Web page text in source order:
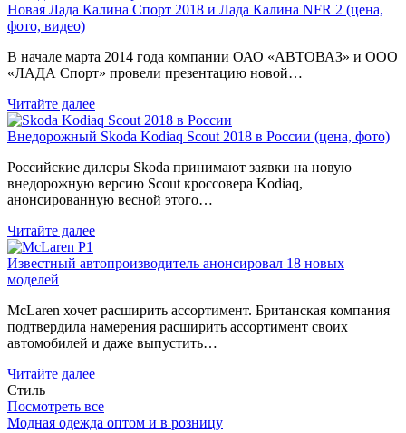
Новая Лада Калина Спорт 2018 и Лада Калина NFR 2 (цена,
фото, видео)
В начале марта 2014 года компании ОАО «АВТОВАЗ» и ООО
«ЛАДА Спорт» провели презентацию новой…
Читайте далее
Внедорожный Skoda Kodiaq Scout 2018 в России (цена, фото)
Российские дилеры Skoda принимают заявки на новую
внедорожную версию Scout кроссовера Kodiaq,
анонсированную весной этого…
Читайте далее
Известный автопроизводитель анонсировал 18 новых
моделей
McLaren хочет расширить ассортимент. Британская компания
подтвердила намерения расширить ассортимент своих
автомобилей и даже выпустить…
Читайте далее
Стиль
Посмотреть все
Модная одежда оптом и в розницу